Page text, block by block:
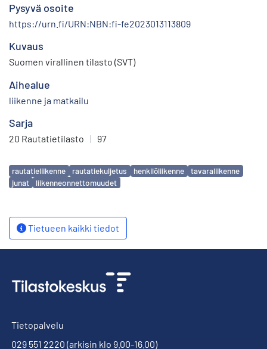
Pysyvä osoite
https://urn.fi/URN:NBN:fi-fe2023013113809
Kuvaus
Suomen virallinen tilasto (SVT)
Aihealue
liikenne ja matkailu
Sarja
20 Rautatietilasto | 97
Avainsanat
rautatieliikenne rautatiekuljetus henkilöliikenne
tavaraliikenne
junat
liikenneonnettomuudet
Tietueen kaikki tiedot
Tietopalvelu
029 551 2220 (arkisin klo 9.00-16.00)